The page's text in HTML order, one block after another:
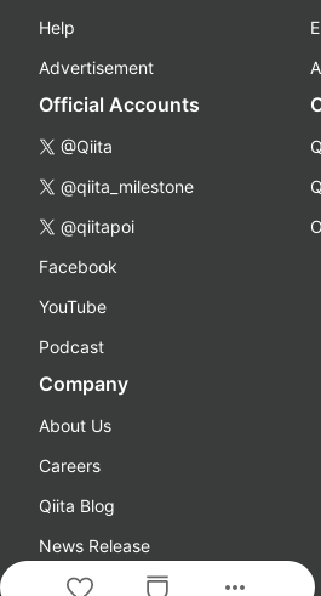
more_horiz
Help
Advertisement
Official Accounts
@Qiita
@qiita_milestone
@qiitapoi
Facebook
YouTube
Podcast
Company
About Us
Careers
Qiita Blog
News Release